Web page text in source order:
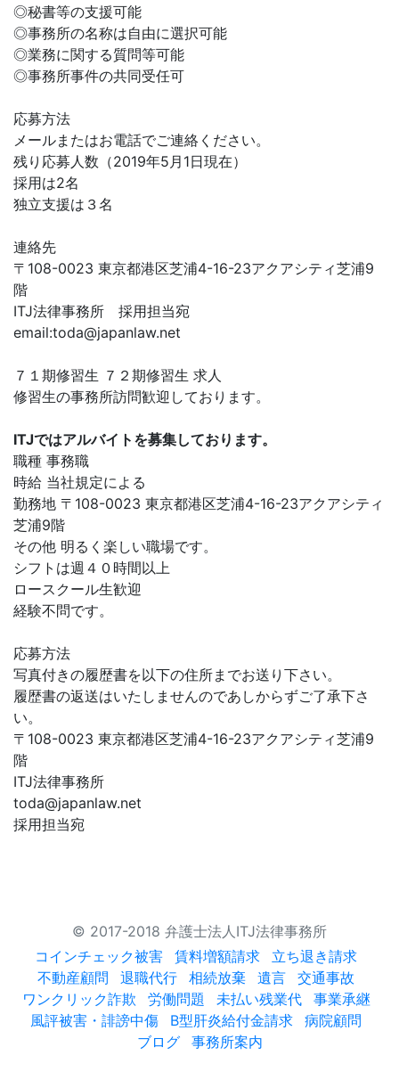
◎秘書等の支援可能
◎事務所の名称は自由に選択可能
◎業務に関する質問等可能
◎事務所事件の共同受任可
応募方法
メールまたはお電話でご連絡ください。
残り応募人数（2019年5月1日現在）
採用は2名
独立支援は３名
連絡先
〒108-0023 東京都港区芝浦4-16-23アクアシティ芝浦9
階
ITJ法律事務所 採用担当宛
email:toda@japanlaw.net
７１期修習生 ７２期修習生 求人
修習生の事務所訪問歓迎しております。
ITJではアルバイトを募集しております。
職種 事務職
時給 当社規定による
勤務地 〒108-0023 東京都港区芝浦4-16-23アクアシティ
芝浦9階
その他 明るく楽しい職場です。
シフトは週４０時間以上
ロースクール生歓迎
経験不問です。
応募方法
写真付きの履歴書を以下の住所までお送り下さい。
履歴書の返送はいたしませんのであしからずご了承下さ
い。
〒108-0023 東京都港区芝浦4-16-23アクアシティ芝浦9
階
ITJ法律事務所
toda@japanlaw.net
採用担当宛
© 2017-2018 弁護士法人ITJ法律事務所
コインチェック被害
賃料増額請求
立ち退き請求
不動産顧問
退職代行 相続放棄 遺言
交通事故
ワンクリック詐欺
労働問題 未払い残業代
事業承継
風評被害・誹謗中傷
B型肝炎給付金請求
病院顧問
ブログ
事務所案内